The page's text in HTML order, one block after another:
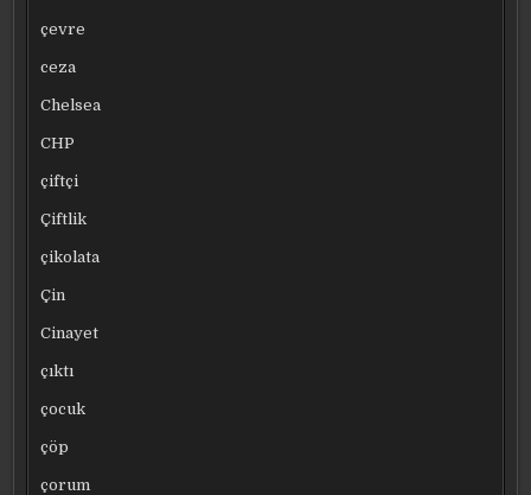
çevre
ceza
Chelsea
CHP
çiftçi
Çiftlik
çikolata
Çin
Cinayet
çıktı
çocuk
çöp
çorum